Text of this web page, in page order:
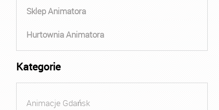
Sklep Animatora
Hurtownia Animatora
Kategorie
Animacje Gdańsk